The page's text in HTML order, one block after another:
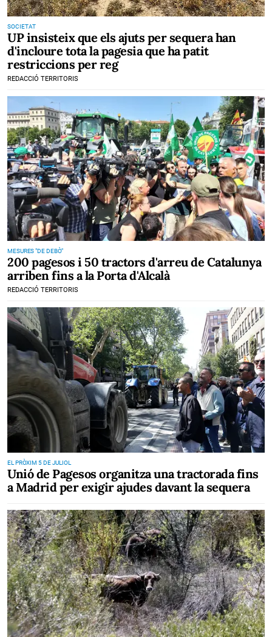
SOCIETAT
UP insisteix que els ajuts per sequera han
d'incloure tota la pagesia que ha patit
restriccions per reg
REDACCIÓ TERRITORIS
MESURES "DE DEBÒ"
200 pagesos i 50 tractors d'arreu de Catalunya
arriben fins a la Porta d'Alcalà
REDACCIÓ TERRITORIS
EL PRÒXIM 5 DE JULIOL
Unió de Pagesos organitza una tractorada fins
a Madrid per exigir ajudes davant la sequera